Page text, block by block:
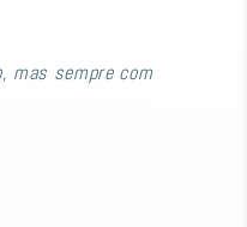
mas sempre com